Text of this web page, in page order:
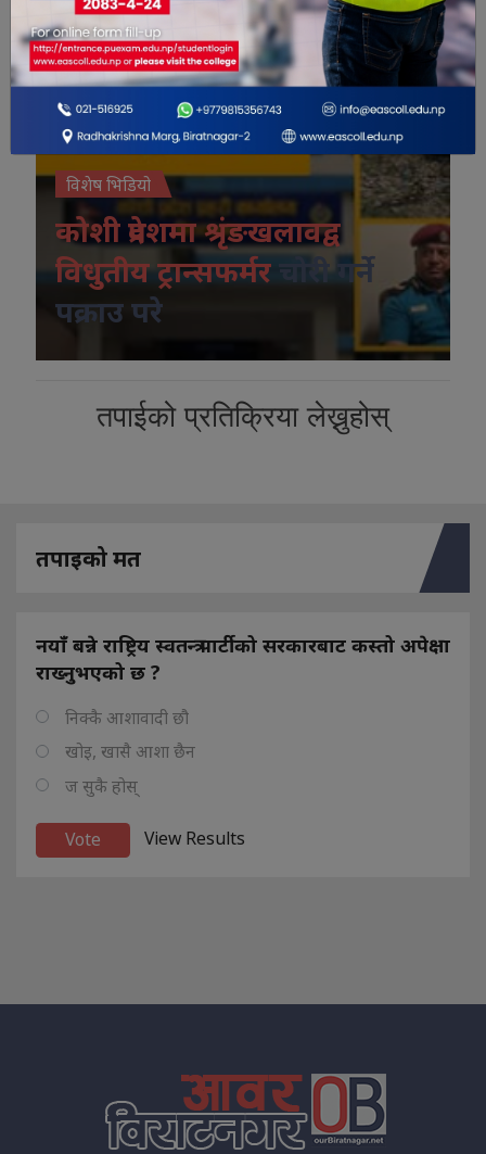
विशेष भिडियो
कोशी प्रदेशमा श्रृंङखलावद्व
विधुतीय ट्रान्सफर्मर
चोरी गर्ने
पक्राउ परे
तपाईको प्रतिक्रिया लेख्नुहोस्
तपाइको मत
नयाँ बन्ने राष्ट्रिय स्वतन्त्र पार्टीको सरकारबाट कस्तो अपेक्षा
राख्नुभएको छ ?
निक्कै आशावादी छौ
खोइ, खासै आशा छैन
ज सुकै होस्
View Results